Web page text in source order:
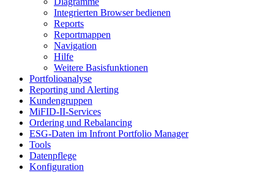
Integrierten Browser bedienen
Reports
Reportmappen
Navigation
Hilfe
Weitere Basisfunktionen
Portfolioanalyse
Reporting und Alerting
Kundengruppen
MiFID-II-Services
Ordering und Rebalancing
ESG-Daten im Infront Portfolio Manager
Tools
Datenpflege
Konfiguration